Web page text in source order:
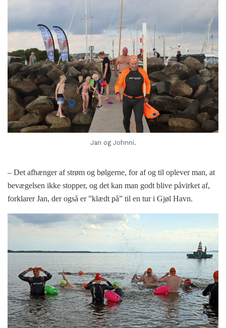
Jan og Johnni.
– Det afhænger af strøm og bølgerne, for af og til oplever man, at
bevægelsen ikke stopper, og det kan man godt blive påvirket af,
forklarer Jan, der også er ”klædt på” til en tur i Gjøl Havn.